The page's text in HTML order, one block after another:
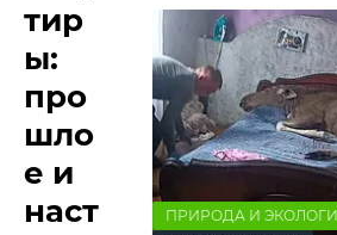
тир
ы:
про
шло
е и
наст
ПРИРОДА И